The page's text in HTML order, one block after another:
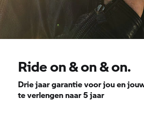
Ride on & on & on.
Drie jaargarantievoor jou en
te verlengen naar 5 jaar